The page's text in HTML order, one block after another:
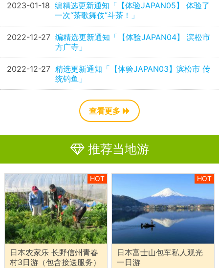
2023-01-18 编精选更新通知「【体验JAPAN05】 体验了
一次“茶歌舞伎”斗茶！」
2022-12-27 编精选更新通知「【体验JAPAN04】 滨松市
方广寺」
2022-12-27 精选更新通知「【体验JAPAN03】滨松市 传
统钓鱼」
查看更多
推荐当地游
HOT
日本农家乐 长野信州青春
村3日游（包含接送服务）
HOT
日本富士山包车私人观光
一日游